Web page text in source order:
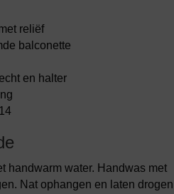
reliëf
balconette
en halter
handwarm water. Handwas met
Nat ophangen en laten drogen